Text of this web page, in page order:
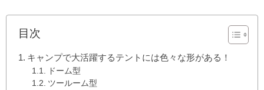
目次
キャンプで大活躍するテントには色々な形がある！
ドーム型
ツールーム型